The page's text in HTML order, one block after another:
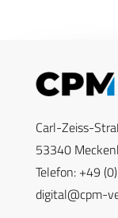
Carl-Zeiss-
53340
Telefon: +49
digital@cpm-